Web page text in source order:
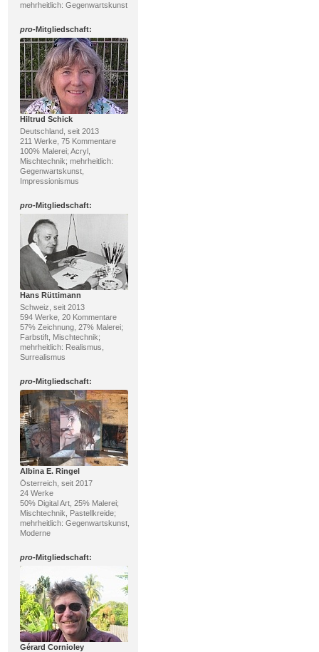
mehrheitlich: Gegenwartskunst
pro-Mitgliedschaft:
Hiltrud Schick
Deutschland, seit 2013
211 Werke, 75 Kommentare
100% Malerei; Acryl,
Mischtechnik; mehrheitlich:
Gegenwartskunst,
Impressionismus
pro-Mitgliedschaft:
Hans Rüttimann
Schweiz, seit 2013
594 Werke, 20 Kommentare
57% Zeichnung, 27% Malerei;
Farbstift, Mischtechnik;
mehrheitlich: Realismus,
Surrealismus
pro-Mitgliedschaft:
Albina E. Ringel
Österreich, seit 2017
24 Werke
50% Digital Art, 25% Malerei;
Mischtechnik, Pastellkreide;
mehrheitlich: Gegenwartskunst,
Moderne
pro-Mitgliedschaft:
Gérard Cornioley